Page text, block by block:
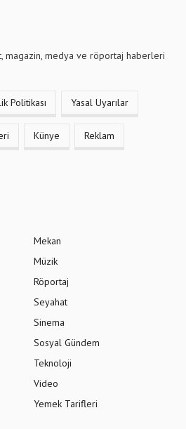
magazin, medya ve röportaj haberleri
Politikası Yasal Uyarılar
Künye Reklam
Mekan
Müzik
Röportaj
Seyahat
Sinema
Sosyal Gündem
Teknoloji
Video
Yemek Tarifleri